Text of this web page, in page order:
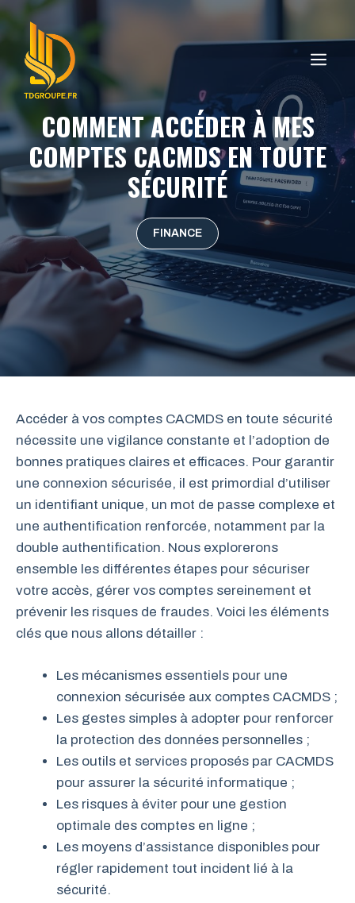
Aller
contenu
COMMENT ACCÉDER À MES
COMPTES CACMDS EN TOUTE
SÉCURITÉ
FINANCE
Accéder à vos comptes CACMDS en toute sécurité
nécessite une vigilance constante et l’adoption de
bonnes pratiques claires et efficaces. Pour garantir
une connexion sécurisée, il est primordial d’utiliser
un identifiant unique, un mot de passe complexe et
une authentification renforcée, notamment par la
double authentification. Nous explorerons
ensemble les différentes étapes pour sécuriser
votre accès, gérer vos comptes sereinement et
prévenir les risques de fraudes. Voici les éléments
clés que nous allons détailler :
Les mécanismes essentiels pour une
connexion sécurisée aux comptes CACMDS ;
Les gestes simples à adopter pour renforcer
la protection des données personnelles ;
Les outils et services proposés par CACMDS
pour assurer la sécurité informatique ;
Les risques à éviter pour une gestion
optimale des comptes en ligne ;
Les moyens d’assistance disponibles pour
régler rapidement tout incident lié à la
sécurité.